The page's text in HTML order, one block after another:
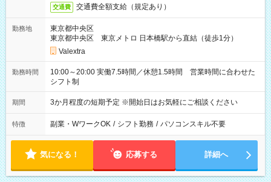
交通費 交通費全額支給（規定あり）
勤務地
東京都中央区
東京都中央区 東京メトロ 日本橋駅から直結（徒歩1分）
Valextra
勤務時間
10:00～20:00 実働7.5時間／休憩1.5時間 営業時間に合わせた
シフト制
期間 3か月程度の短期予定 ※開始日はお気軽にご相談ください
特徴 副業・WワークOK / シフト勤務 / パソコンスキル不要
気になる！ 応募する 詳細へ